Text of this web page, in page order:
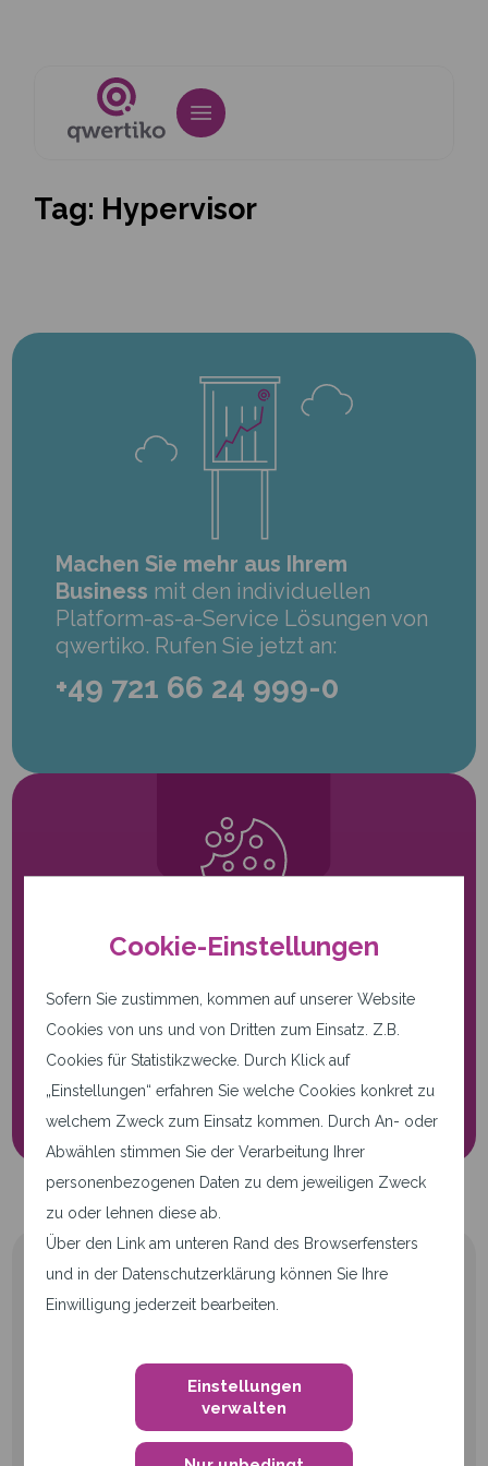
Cookie-Einstellungen
Sofern Sie zustimmen, kommen auf unserer Website
Cookies von uns und von Dritten zum Einsatz. Z.B.
Cookies für Statistikzwecke. Durch Klick auf
„Einstellungen“ erfahren Sie welche Cookies konkret zu
welchem Zweck zum Einsatz kommen. Durch An- oder
Abwählen stimmen Sie der Verarbeitung Ihrer
personenbezogenen Daten zu dem jeweiligen Zweck
zu oder lehnen diese ab.
Über den Link am unteren Rand des Browserfensters
und in der Datenschutzerklärung können Sie Ihre
Einwilligung jederzeit bearbeiten.
Einstellungen
verwalten
Tag: Hypervisor
Machen Sie mehr aus Ihrem
Business mit den individuellen
Platform-as-a-Service Lösungen von
qwertiko. Rufen Sie jetzt an:
+49 721 66 24 999-0
Nur notwendige Cookies.
Diese Seite verwendet nur
notwendige Cookies.
Cookie-Einstellungen
qwertiko GmbH
Waldstraße 41-43
76133 Karlsruhe